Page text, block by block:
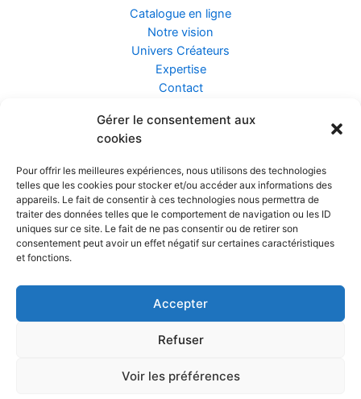
Gérer le consentement aux
cookies
Pour offrir les meilleures expériences, nous utilisons des technologies
telles que les cookies pour stocker et/ou accéder aux informations des
appareils. Le fait de consentir à ces technologies nous permettra de
traiter des données telles que le comportement de navigation ou les ID
uniques sur ce site. Le fait de ne pas consentir ou de retirer son
consentement peut avoir un effet négatif sur certaines caractéristiques
et fonctions.
Accepter
Refuser
Voir les préférences
Catalogue en ligne
Notre vision
Univers Créateurs
Expertise
Contact
Assurance ZEN
Confidentialité et Données
Conditions Générales de Vente